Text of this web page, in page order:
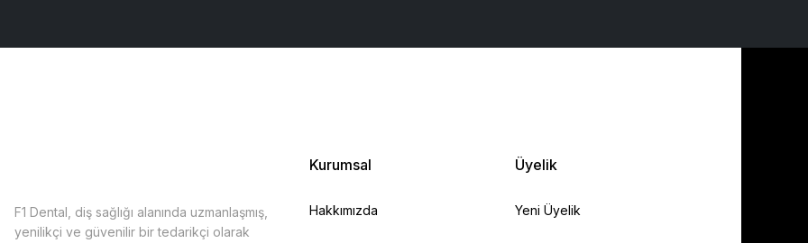
F1 Dental, diş sağlığı alanında uzmanlaşmış,
yenilikçi ve güvenilir bir tedarikçi olarak
Kurumsal
Hakkımızda
Üyelik
Yeni Üyelik